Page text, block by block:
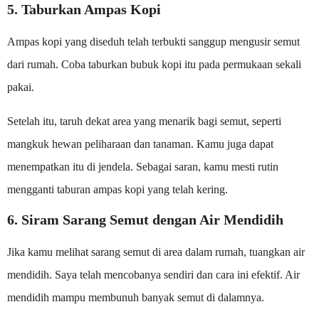
5. Taburkan Ampas Kopi
Ampas kopi yang diseduh telah terbukti sanggup mengusir semut
dari rumah. Coba taburkan bubuk kopi itu pada permukaan sekali
pakai.
Setelah itu, taruh dekat area yang menarik bagi semut, seperti
mangkuk hewan peliharaan dan tanaman. Kamu juga dapat
menempatkan itu di jendela. Sebagai saran, kamu mesti rutin
mengganti taburan ampas kopi yang telah kering.
6. Siram Sarang Semut dengan Air Mendidih
Jika kamu melihat sarang semut di area dalam rumah, tuangkan air
mendidih. Saya telah mencobanya sendiri dan cara ini efektif. Air
mendidih mampu membunuh banyak semut di dalamnya.